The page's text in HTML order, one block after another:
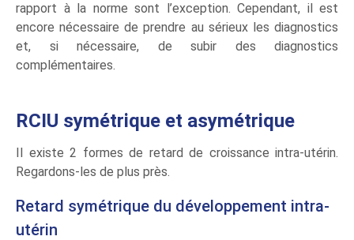
rapport à la norme sont l’exception. Cependant, il est
encore nécessaire de prendre au sérieux les diagnostics
et, si nécessaire, de subir des diagnostics
complémentaires.
RCIU symétrique et asymétrique
Il existe 2 formes de retard de croissance intra-utérin.
Regardons-les de plus près.
Retard symétrique du développement intra-
utérin